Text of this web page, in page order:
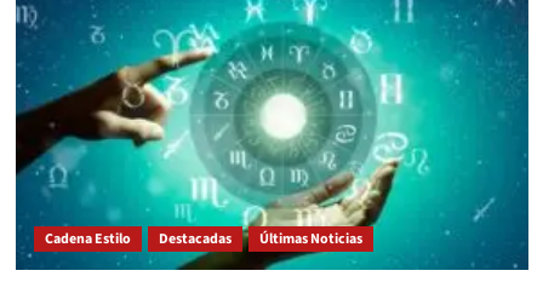
Cadena Estilo Destacadas Últimas Noticias